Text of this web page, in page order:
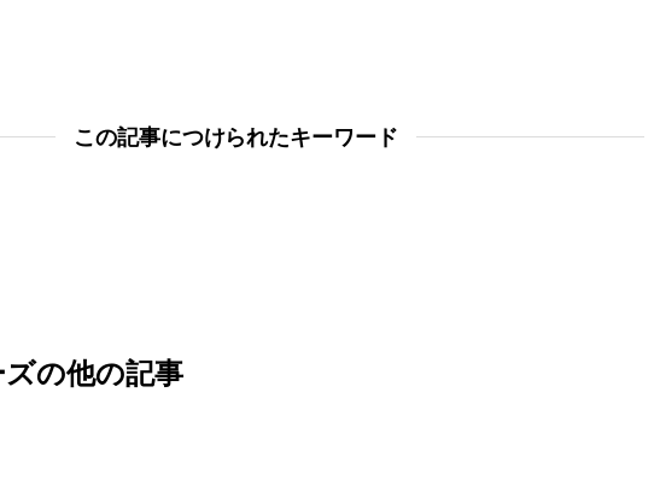
この記事につけられたキーワード
の他の記事